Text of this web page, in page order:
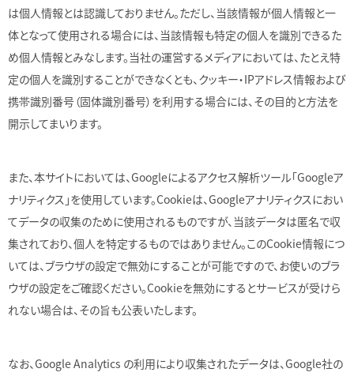
は個人情報とは認識しておりません。ただし、当該情報が個人情報と一
体となって使用される場合には、当該情報も特定の個人を識別できるた
め個人情報とみなします。当社の運営するメディアにおいては、たとえ特
定の個人を識別することができなくとも、クッキー・IPアドレス情報および
携帯識別番号（固体識別番号）を利用する場合には、その目的と方法を
開示してまいります。
また、本サイトにおいては、Googleによるアクセス解析ツール「Googleア
ナリティクス」を使用しています。Cookieは、Googleアナリティクスにおい
てデータの収集のために使用されるものですが、当該データは匿名で収
集されており、個人を特定するものではありません。このCookie情報につ
いては、ブラウザの設定で無効にすることが可能ですので、お使いのブラ
ウザの設定をご確認ください。Cookieを無効にするとサービスが受けら
れない場合は、その旨も公表いたします。
なお、Google Analytics の利用により収集されたデータは、Google社の